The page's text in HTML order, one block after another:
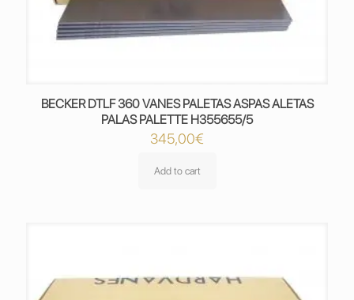
BECKER DTLF 360 VANES PALETAS ASPAS ALETAS
PALAS PALETTE H355655/5
345,00€
Add to cart